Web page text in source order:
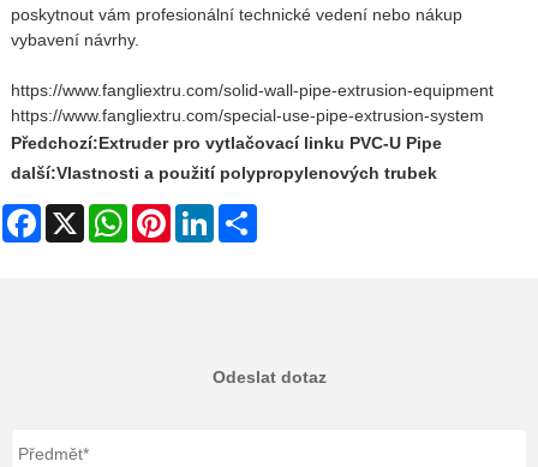
poskytnout vám profesionální technické vedení nebo nákup
vybavení návrhy.
https://www.fangliextru.com/solid-wall-pipe-extrusion-equipment
https://www.fangliextru.com/special-use-pipe-extrusion-system
Předchozí:Extruder pro vytlačovací linku PVC-U Pipe
další:Vlastnosti a použití polypropylenových trubek
Facebook
X WhatsAppPinterestLinkedIn
Odeslat dotaz